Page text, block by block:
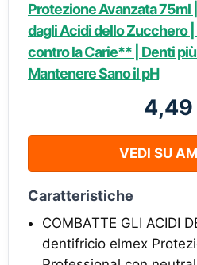
Protezione Avanzata 75ml
dagli Acidi dello Zucchero
contro la Carie** | Denti
Mantenere Sano il pH
4,49
VEDI SU
Caratteristiche
COMBATTE GLI ACIDI
dentifricio elmex